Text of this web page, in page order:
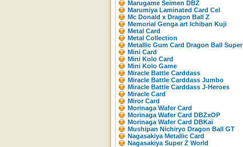
Marugame Seimen DBZ
Marumiya Laminated Card Cel
Mc Donald x Dragon Ball Z
Memorial Genga art Ichiban Kuji
Metal Card
Metal Collection
Metallic Gum Card Dragon Ball Super
Mini Card
Mini Kolo Card
Mini Kolo Game
Miracle Battle Carddass
Miracle Battle Carddass Jumbo
Miracle Battle Carddass J-Heroes
Miracle Card
Miror Card
Morinaga Wafer Card
Morinaga Wafer Card DBZxOP
Morinaga Wafer Card DBKaï
Mushipan Nichiryo Dragon Ball GT
Nagasakiya Metallic Card
Nagasakiya Super Z World